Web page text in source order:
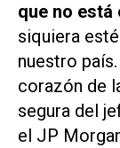
que no está
siquiera
nuestro
corazón de
segura del
el JP